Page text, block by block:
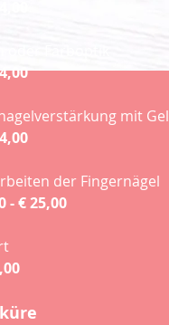
mit Gel
der Fingernägel
- € 25,00